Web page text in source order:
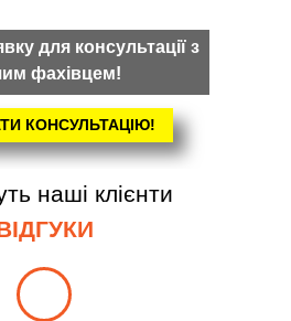
КОНСУЛЬТАЦІЮ!
для консультації з
фахівцем!
наші клієнти